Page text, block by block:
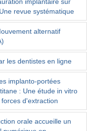
revue systématique
alternatif
les dentistes en ligne
implanto-portées
: Une étude in vitro
d'extraction
orale accueille un